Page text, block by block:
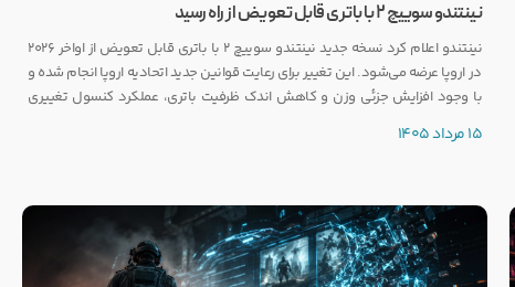
نینتندو سوییچ ۲ با باتری قابل تعویض از راه رسید
نینتندو اعلام کرد نسخه جدید نینتندو سوییچ ۲ با باتری قابل تعویض از اواخر ۲۰۲۶
در اروپا عرضه می‌شود. این تغییر برای رعایت قوانین جدید اتحادیه اروپا انجام شده و
با وجود افزایش جزئی وزن و کاهش اندک ظرفیت باتری، عملکرد کنسول تغییری
15 مرداد 1405